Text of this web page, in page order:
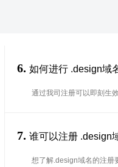
6. 如何进行 .design域
通过我司注册可以即刻生效
7. 谁可以注册 .design
想了解.design域名的注册